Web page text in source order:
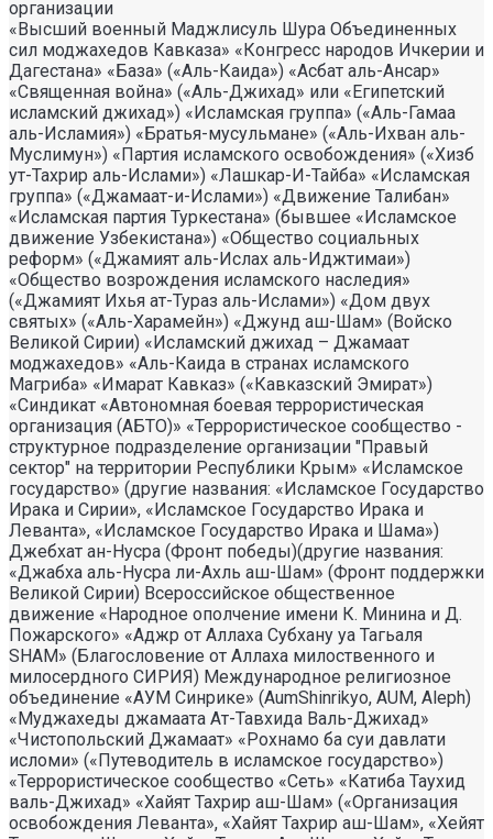
организации
«Высший военный Маджлисуль Шура Объединенных
сил моджахедов Кавказа» «Конгресс народов Ичкерии и
Дагестана» «База» («Аль-Каида») «Асбат аль-Ансар»
«Священная война» («Аль-Джихад» или «Египетский
исламский джихад») «Исламская группа» («Аль-Гамаа
аль-Исламия») «Братья-мусульмане» («Аль-Ихван аль-
Муслимун») «Партия исламского освобождения» («Хизб
ут-Тахрир аль-Ислами») «Лашкар-И-Тайба» «Исламская
группа» («Джамаат-и-Ислами») «Движение Талибан»
«Исламская партия Туркестана» (бывшее «Исламское
движение Узбекистана») «Общество социальных
реформ» («Джамият аль-Ислах аль-Иджтимаи»)
«Общество возрождения исламского наследия»
(«Джамият Ихья ат-Тураз аль-Ислами») «Дом двух
святых» («Аль-Харамейн») «Джунд аш-Шам» (Войско
Великой Сирии) «Исламский джихад – Джамаат
моджахедов» «Аль-Каида в странах исламского
Магриба» «Имарат Кавказ» («Кавказский Эмират»)
«Синдикат «Автономная боевая террористическая
организация (АБТО)» «Террористическое сообщество -
структурное подразделение организации "Правый
сектор" на территории Республики Крым» «Исламское
государство» (другие названия: «Исламское Государство
Ирака и Сирии», «Исламское Государство Ирака и
Леванта», «Исламское Государство Ирака и Шама»)
Джебхат ан-Нусра (Фронт победы)(другие названия:
«Джабха аль-Нусра ли-Ахль аш-Шам» (Фронт поддержки
Великой Сирии) Всероссийское общественное
движение «Народное ополчение имени К. Минина и Д.
Пожарского» «Аджр от Аллаха Субхану уа Тагьаля
SHAM» (Благословение от Аллаха милоственного и
милосердного СИРИЯ) Международное религиозное
объединение «АУМ Синрике» (AumShinrikyo, AUM, Aleph)
«Муджахеды джамаата Ат-Тавхида Валь-Джихад»
«Чистопольский Джамаат» «Рохнамо ба суи давлати
исломи» («Путеводитель в исламское государство»)
«Террористическое сообщество «Сеть» «Катиба Таухид
валь-Джихад» «Хайят Тахрир аш-Шам» («Организация
освобождения Леванта», «Хайят Тахрир аш-Шам», «Хейят